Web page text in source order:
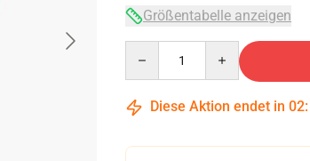
Größentabelle anzeigen
Diese Aktion endet in 02: